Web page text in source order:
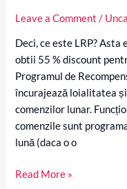
Leave a Comment /
Deci, ce este LRP? Asta
obtii 55 % discount
Programul de
încurajează loialitatea
comenzilor lunar.
comenzile sunt
lună (daca o o
Jocul
Read More »